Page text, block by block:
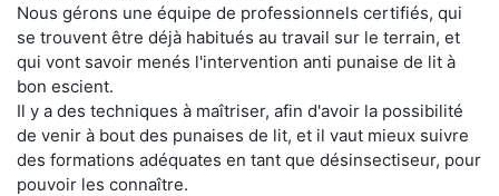
Nous gérons une équipe de professionnels certifiés, qui
se trouvent être déjà habitués au travail sur le terrain, et
qui vont savoir menés l'intervention anti punaise de lit à
bon escient.
Il y a des techniques à maîtriser, afin d'avoir la possibilité
de venir à bout des punaises de lit, et il vaut mieux suivre
des formations adéquates en tant que désinsectiseur, pour
pouvoir les connaître.